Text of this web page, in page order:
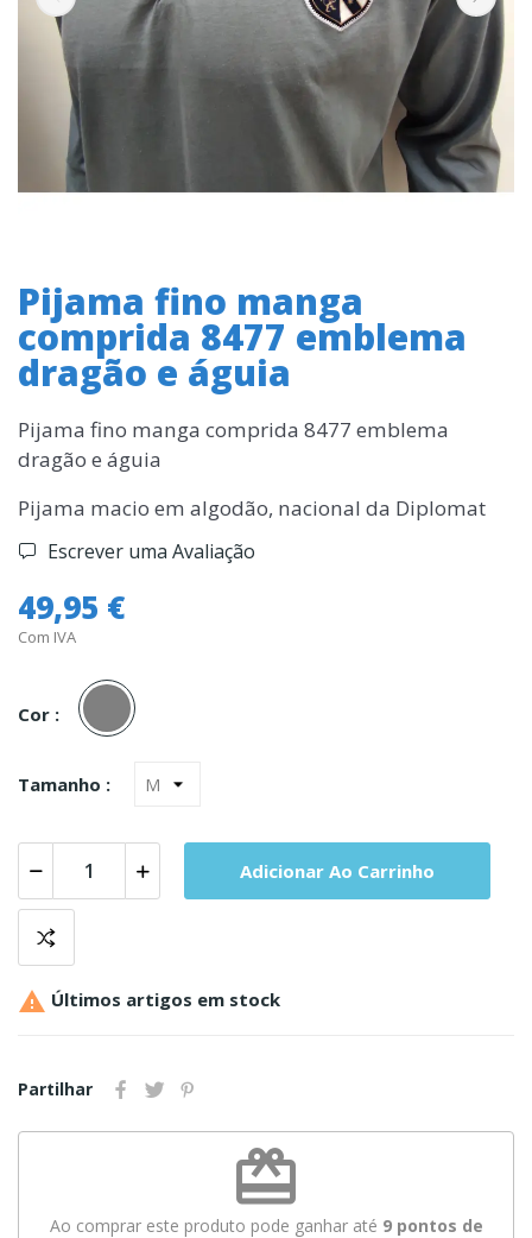
Pijama fino manga
comprida 8477 emblema
dragão e águia
Pijama fino manga comprida 8477 emblema
dragão e águia
Pijama macio em algodão, nacional da Diplomat
Escrever uma Avaliação
49,95 €
Com IVA
Cor :
Cinza
Tamanho :
Adicionar Ao Carrinho
 Últimos artigos em stock
Partilhar
redeem
Ao comprar este produto pode ganhar até 9pontos de